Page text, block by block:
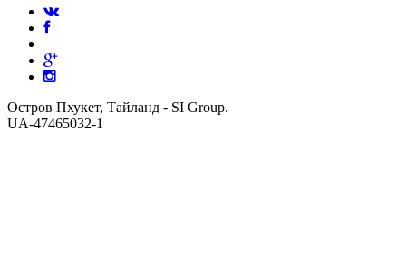
Остров Пхукет, Тайланд - SI Group.
UA-47465032-1